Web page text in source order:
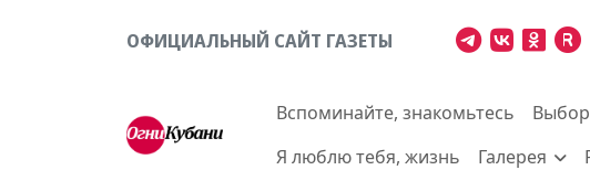
ОФИЦИАЛЬНЫЙ САЙТ ГАЗЕТЫ
Вспоминайте, знакомьтесь
Я люблю тебя, жизнь
Галерея